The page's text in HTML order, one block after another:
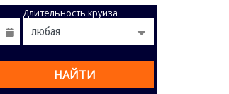
Длительность круиза
НАЙТИ